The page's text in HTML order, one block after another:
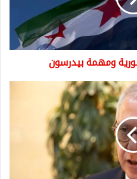
ومهمة بيدرسون